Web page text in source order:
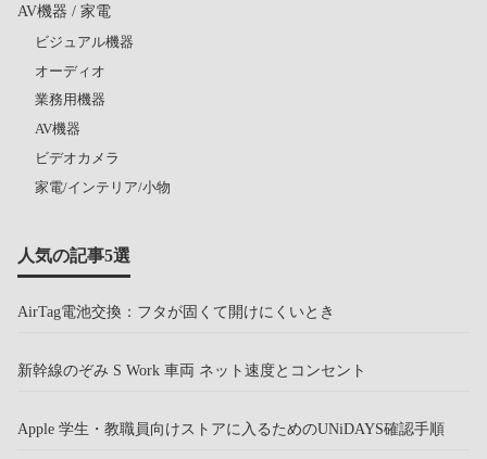
AV機器 / 家電
ビジュアル機器
オーディオ
業務用機器
AV機器
ビデオカメラ
家電/インテリア/小物
人気の記事5選
AirTag電池交換：フタが固くて開けにくいとき
新幹線のぞみ S Work 車両 ネット速度とコンセント
Apple 学生・教職員向けストアに入るためのUNiDAYS確認手順